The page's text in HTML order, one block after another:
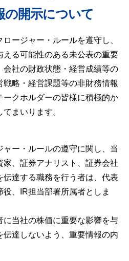
の開示について
ージャー・ルールを遵守し、
える可能性のある未公表の重要
社の財政状態・経営成績等の
略・経営課題等の非財務情報
ークホルダーの皆様に積極的か
まいります。
ー・ルールの遵守に関し、当
、証券アナリスト、証券会社
達する職務を⾏う者は、代表
、IR担当部署所属者としま
に当社の株価に重要な影響を与
伝達しないよう、重要情報の内